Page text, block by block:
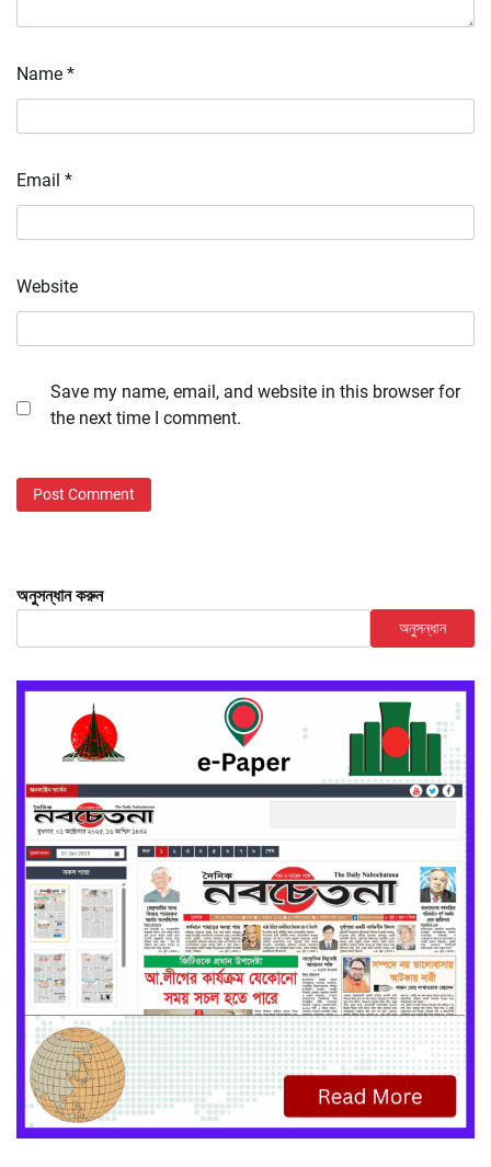
Name *
Email *
Website
Save my name, email, and website in this browser for
the next time I comment.
অনুসন্ধান করুন
অনুসন্ধান